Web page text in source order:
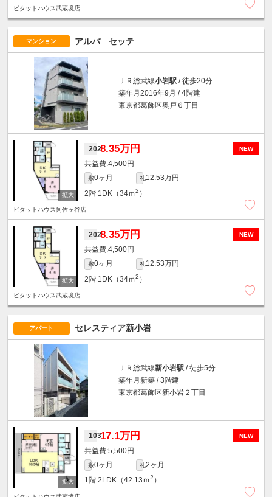
ピタットハウス武蔵境店
マンション アルバ セッテ
ＪＲ総武線小岩駅 / 徒歩20分
築年月2016年9月 / 4階建
東京都葛飾区奥戸６丁目
NEW
2028.35万円
4,500円
敷0ヶ月 礼12.53万円
2階 1DK（34ｍ2 ）
ピタットハウス阿佐ヶ谷店
NEW
2028.35万円
4,500円
敷0ヶ月 礼12.53万円
2階 1DK（34ｍ2 ）
ピタットハウス武蔵境店
アパート セレスティア新小岩
ＪＲ総武線新小岩駅 / 徒歩5分
築年月新築 / 3階建
東京都葛飾区新小岩２丁目
NEW
10317.1万円
5,500円
敷0ヶ月 礼2ヶ月
1階 2LDK（42.13ｍ2 ）